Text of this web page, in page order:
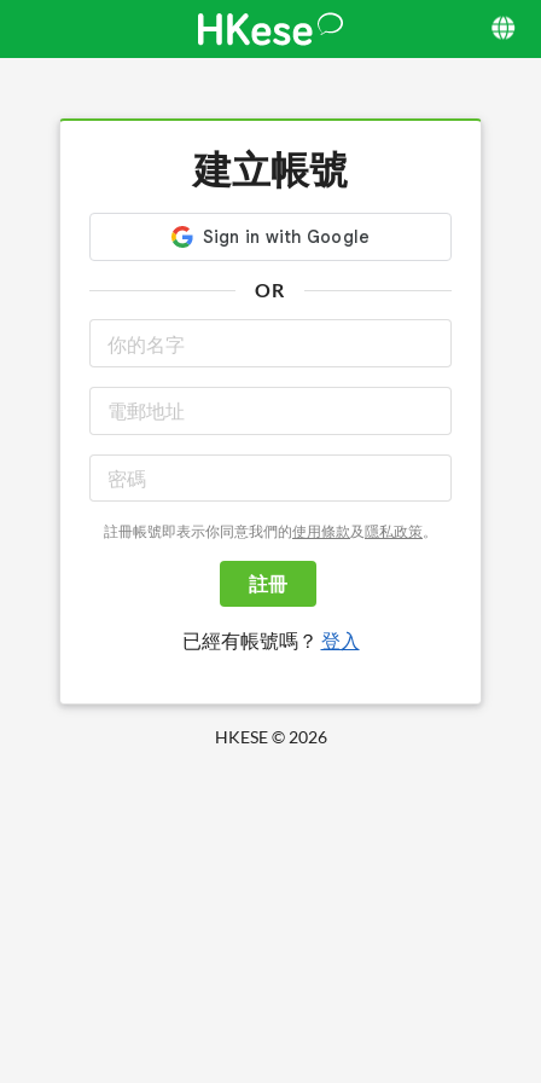
建立帳號
OR
註冊帳號即表示你同意我們的使用條款及隱私政策。
註冊
已經有帳號嗎？ 登入
HKESE © 2026